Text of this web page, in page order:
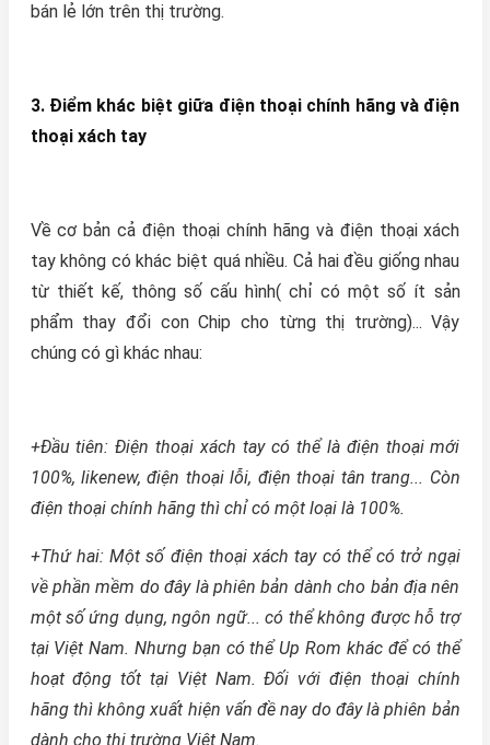
bán lẻ lớn trên thị trường.
3. Điểm khác biệt giữa điện thoại chính hãng và điện
thoại xách tay
Về cơ bản cả điện thoại chính hãng và điện thoại xách
tay không có khác biệt quá nhiều. Cả hai đều giống nhau
từ thiết kế, thông số cấu hình( chỉ có một số ít sản
phẩm thay đổi con Chip cho từng thị trường)... Vậy
chúng có gì khác nhau:
+Đầu tiên: Điện thoại xách tay có thể là điện thoại mới
100%, likenew, điện thoại lỗi, điện thoại tân trang... Còn
điện thoại chính hãng thì chỉ có một loại là 100%.
+Thứ hai: Một số điện thoại xách tay có thể có trở ngại
về phần mềm do đây là phiên bản dành cho bản địa nên
một số ứng dụng, ngôn ngữ... có thể không được hỗ trợ
tại Việt Nam. Nhưng bạn có thể Up Rom khác để có thể
hoạt động tốt tại Việt Nam. Đối với điện thoại chính
hãng thì không xuất hiện vấn đề nay do đây là phiên bản
dành cho thị trường Việt Nam.